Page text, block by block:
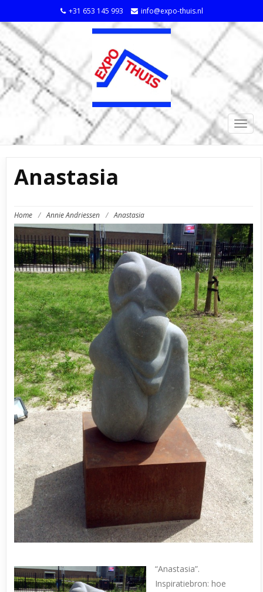
+31 653 145 993 info@expo-thuis.nl
Anastasia
Home / Annie Andriessen / Anastasia
“Anastasia”.
Inspiratiebron: hoe